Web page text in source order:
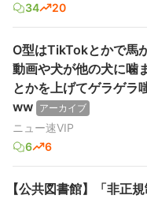
34
20
O型はTikTokとかで馬
動画や犬が他の犬に噛
とかを上げてゲラゲラ
ww アーカイブ
ニュー速VIP
6
6
【公共図書館】「非正